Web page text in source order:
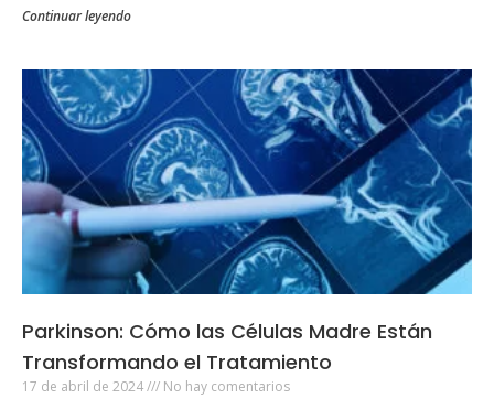
Continuar leyendo
Parkinson: Cómo las Células Madre Están
Transformando el Tratamiento
17 de abril de 2024 No hay comentarios